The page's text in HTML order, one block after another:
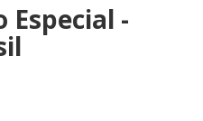
Especial -